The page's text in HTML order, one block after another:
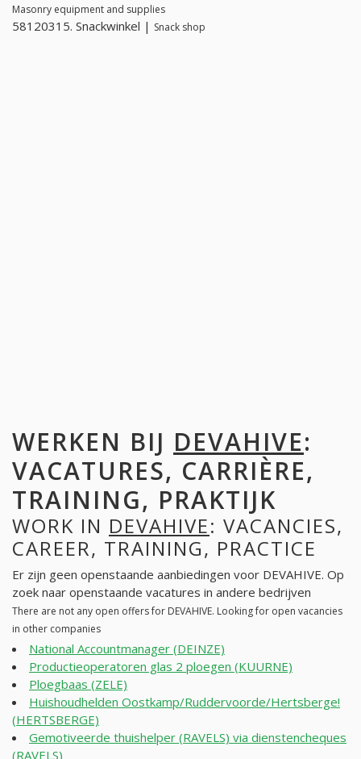
Masonry equipment and supplies
58120315. Snackwinkel | Snack shop
WERKEN BIJ DEVAHIVE:
VACATURES, CARRIÈRE,
TRAINING, PRAKTIJK
WORK IN DEVAHIVE: VACANCIES,
CAREER, TRAINING, PRACTICE
Er zijn geen openstaande aanbiedingen voor DEVAHIVE. Op
zoek naar openstaande vacatures in andere bedrijven
There are not any open offers for DEVAHIVE. Looking for open vacancies
in other companies
National Accountmanager (DEINZE)
Productieoperatoren glas 2 ploegen (KUURNE)
Ploegbaas (ZELE)
Huishoudhelden Oostkamp/Ruddervoorde/Hertsberge!
(HERTSBERGE)
Gemotiveerde thuishelper (RAVELS) via dienstencheques
(RAVELS)